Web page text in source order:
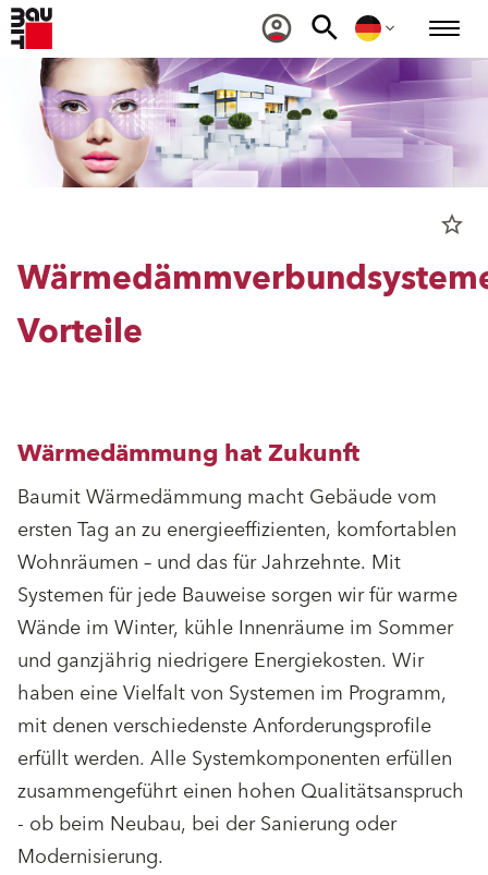
star_border
Vorteile
Wärmedämmung hat Zukunft
Baumit Wärmedämmung macht Gebäude vom
ersten Tag an zu energieeffizienten, komfortablen
Wohnräumen – und das für Jahrzehnte. Mit
Systemen für jede Bauweise sorgen wir für warme
Wände im Winter, kühle Innenräume im Sommer
und ganzjährig niedrigere Energiekosten. Wir
haben eine Vielfalt von Systemen im Programm,
mit denen verschiedenste Anforderungsprofile
erfüllt werden. Alle Systemkomponenten erfüllen
zusammengeführt einen hohen Qualitätsanspruch
- ob beim Neubau, bei der Sanierung oder
Modernisierung.